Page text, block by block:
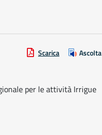
Scarica Ascolta
per le attività Irrigue